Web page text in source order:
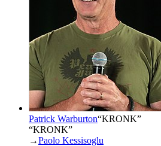
Patrick Warburton“KRONK”
“KRONK”
→Paolo Kessisoglu